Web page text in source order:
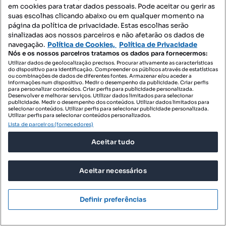
25 000 €4,31 €/m²
Terreno na Branca - Albergaria-a-Velha
Branca, Albergaria-a-Velha, Aveiro
Preço por metro quadrado
5800 m²
Arcada Albergaria
Profissional
em cookies para tratar dados pessoais. Pode aceitar ou gerir as
suas escolhas clicando abaixo ou em qualquer momento na
página da política de privacidade. Estas escolhas serão
sinalizadas aos nossos parceiros e não afetarão os dados de
navegação. Política de Cookies, Política de Privacidade
Nós e os nossos parceiros tratamos os dados para fornecermos:
Utilizar dados de geolocalização precisos. Procurar ativamente as características
do dispositivo para identificação. Compreender os públicos através de estatísticas
ou combinações de dados de diferentes fontes. Armazenar e/ou aceder a
informações num dispositivo. Medir o desempenho da publicidade. Criar perfis
para personalizar conteúdos. Criar perfis para publicidade personalizada.
Desenvolver e melhorar serviços. Utilizar dados limitados para selecionar
publicidade. Medir o desempenho dos conteúdos. Utilizar dados limitados para
selecionar conteúdos. Utilizar perfis para selecionar publicidade personalizada.
Utilizar perfis para selecionar conteúdos personalizados.
Lista de parceiros (fornecedores)
Aceitar tudo
Aceitar necessários
Definir preferências